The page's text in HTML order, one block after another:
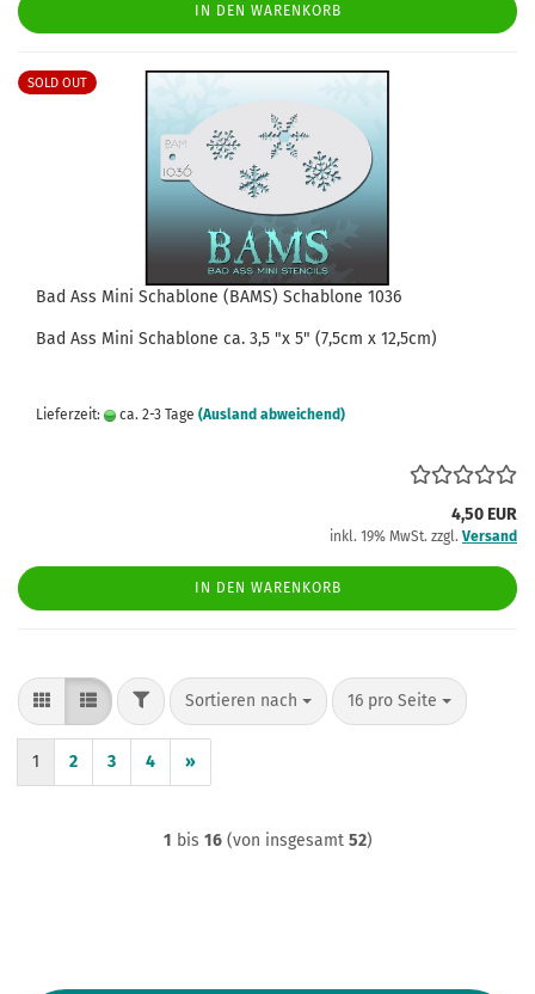
IN DEN WARENKORB
SOLD OUT
Bad Ass Mini Schablone (BAMS) Schablone 1036
Bad Ass Mini Schablone ca. 3,5 "x 5" (7,5cm x 12,5cm)
Lieferzeit: ca. 2-3 Tage (Ausland abweichend)
4,50 EUR
inkl. 19% MwSt. zzgl. Versand
IN DEN WARENKORB
FILTERSortieren nach
Sortieren nach 16 pro Seite
pro Seite
1 2 3 4 »
1 bis 16(von insgesamt 52)